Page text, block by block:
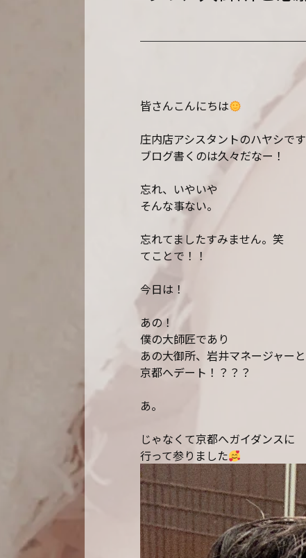
皆さんこんにちは
庄内店アシスタントのハヤシです
ブログ書くのは久々だなー！
忘れ、いやいや
そんな事ない。
忘れてましたすみません。笑
てことで！！
今日は！
あの！
僕の大師匠であり
あの大御所、岩井マネージャーと
京都へデート！？？？
あ。
じゃなくて京都へガイダンスに
行って参りました